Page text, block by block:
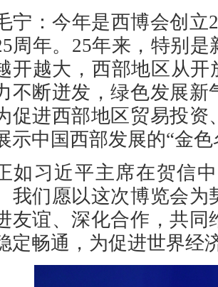
宁：今年是西博会创立
周年。25年来，特别
开越大，西部地区从开
不断迸发，绿色发展
促进西部地区贸易投
示中国西部发展的“金色
如习近平主席在贺信
我们愿以这次博览会
友谊、深化合作，共
定畅通，为促进世界经